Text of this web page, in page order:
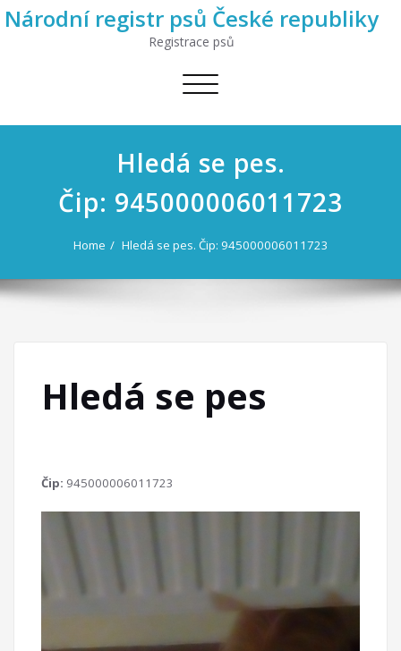
Národní registr psů České republiky
Registrace psů
Toggle
Hledá se pes.
Čip: 945000006011723
Home Hledá se pes. Čip: 945000006011723
Hledá se pes
Čip: 945000006011723